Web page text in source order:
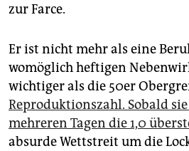
zur Farce.
Er ist nicht mehr als eine
womöglich heftigen
wichtiger als die 50er
Reproduktionszahl. Sobald
mehreren Tagen die 1,0
absurde Wettstreit um die